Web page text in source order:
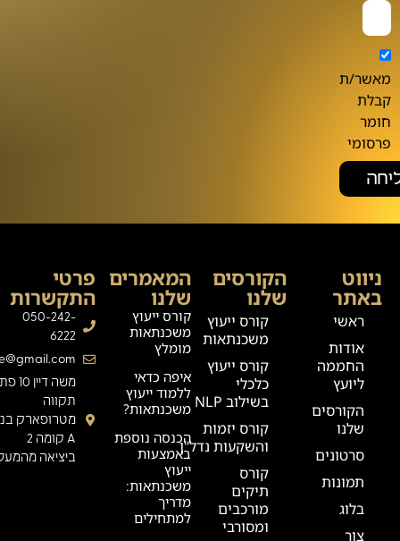
מאשר/ת
קבלת
חומר
פרסומי
הקורסים
שלנו
קורס ייעוץ
משכנתאות
קורס ייעוץ
כלכלי
בשילוב NLP
קורס יזמות
והשקעות נדל"ן
קורס
תיקים
מורכבים
ומסורבי
המאמרים
שלנו
קורס ייעוץ
משכנתאות
מומלץ
איפה כדאי
ללמוד ייעוץ
משכנתאות?
הכנסה נוספת
באמצעות
ייעוץ
משכנתאות:
מדריך
למתחילים
ניווט
באתר
ראשי
אודות
החממה
ליועץ
הקורסים
שלנו
סרטונים
תמונות
בלוג
צור
פרטי
התקשרות
050-242-
6222
משה
תקווה
מטרופארק
A קומה 2
ביציאה